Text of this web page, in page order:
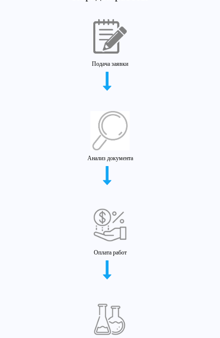
Подача заявки
Анализ документа
Оплата работ